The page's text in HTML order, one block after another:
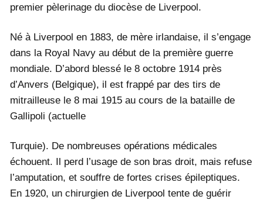
premier pèlerinage du diocèse de Liverpool.
Né à Liverpool en 1883, de mère irlandaise, il s’engage
dans la Royal Navy au début de la première guerre
mondiale. D’abord blessé le 8 octobre 1914 près
d’Anvers (Belgique), il est frappé par des tirs de
mitrailleuse le 8 mai 1915 au cours de la bataille de
Gallipoli (actuelle
Turquie). De nombreuses opérations médicales
échouent. Il perd l’usage de son bras droit, mais refuse
l’amputation, et souffre de fortes crises épileptiques.
En 1920, un chirurgien de Liverpool tente de guérir